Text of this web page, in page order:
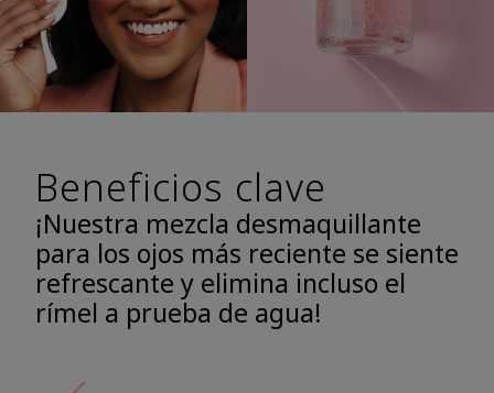
Beneficios clave
¡Nuestra mezcla desmaquillante
para los ojos más reciente se siente
refrescante y elimina incluso el
rímel a prueba de agua!